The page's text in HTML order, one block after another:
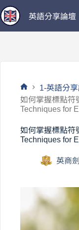
跳
至
主
英語分享論壇
首
頁
1-英語分
如何掌握標點符
Techniques for
如何掌握標點符
Techniques for
英商